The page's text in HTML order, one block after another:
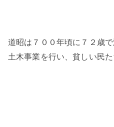
道昭は７００年頃に７２歳
土木事業を行い、貧しい民